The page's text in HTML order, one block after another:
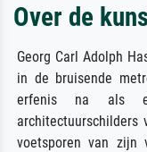
Over de
Georg Carl Adolph
in de bruisende
erfenis na als
voetsporen van zijn